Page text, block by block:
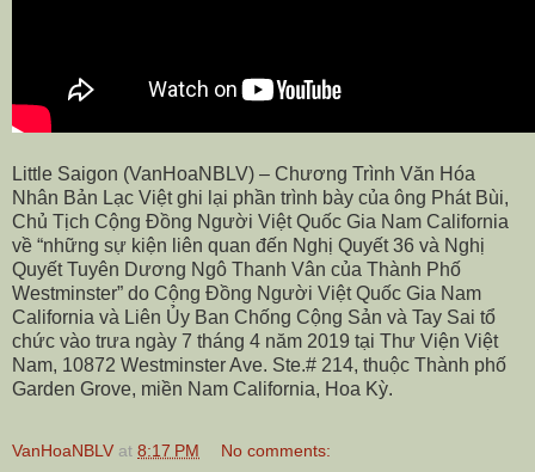
Little Saigon (VanHoaNBLV) – Chương Trình Văn Hóa
Nhân Bản Lạc Việt ghi lại phần trình bày của ông Phát Bùi,
Chủ Tịch Cộng Đồng Người Việt Quốc Gia Nam California
về “những sự kiện liên quan đến Nghị Quyết 36 và Nghị
Quyết Tuyên Dương Ngô Thanh Vân của Thành Phố
Westminster” do Cộng Đồng Người Việt Quốc Gia Nam
California và Liên Ủy Ban Chống Cộng Sản và Tay Sai tổ
chức vào trưa ngày 7 tháng 4 năm 2019 tại Thư Viện Việt
Nam, 10872 Westminster Ave. Ste.# 214, thuộc Thành phố
Garden Grove, miền Nam California, Hoa Kỳ.
VanHoaNBLV at 8:17 PM No comments: